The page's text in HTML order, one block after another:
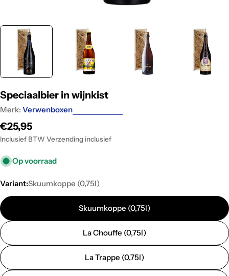
Speciaalbier in wijnkist
Merk: Verwenboxen
Regular
price
€25,95
Inclusief BTW Verzending inclusief
Op voorraad
Variant:Skuumkoppe (0,75l)
Skuumkoppe (0,75l)
La Chouffe (0,75l)
La Trappe (0,75l)